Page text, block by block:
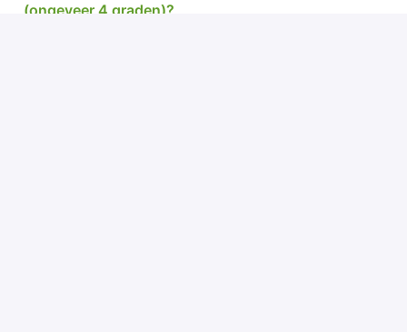
(ongeveer 4 graden)?